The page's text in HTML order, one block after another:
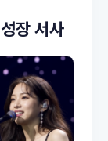
장 서사